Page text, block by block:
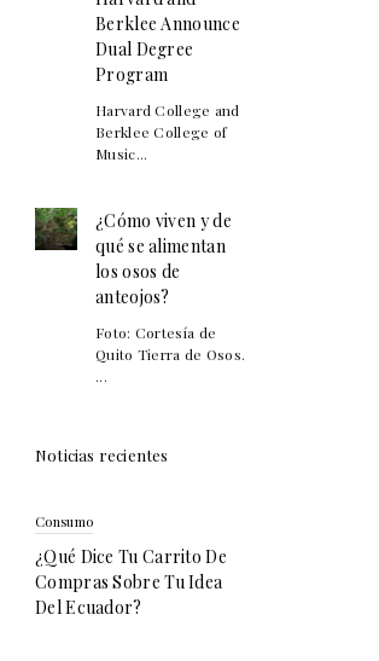
Berklee Announce
Dual Degree
Program
Harvard College and
Berklee College of
Music...
¿Cómo viven y de
qué se alimentan
los osos de
anteojos?
Foto: Cortesía de
Quito Tierra de Osos.
...
Noticias recientes
Consumo
¿Qué Dice Tu Carrito De
Compras Sobre Tu Idea
Del Ecuador?